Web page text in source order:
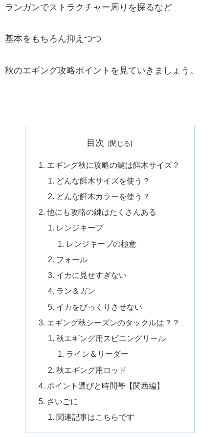
ランガンでストラクチャー周りを探るなど
基本をもちろん抑えつつ
秋のエギング攻略ポイントを見ていきましょう。
目次
エギング秋に攻略の鍵は餌木サイズ？
どんな餌木サイズを使う？
どんな餌木カラーを使う？
他にも攻略の鍵はたくさんある
レンジキープ
レンジキープの極意
フォール
イカに見せすぎない
ラン＆ガン
イカをびっくりさせない
エギング秋シーズンのタックルは？？
秋エギング用スピニングリール
ライン＆リーダー
秋エギング用ロッド
ポイント選びと時間帯【関西編】
さいごに
関連記事はこちらです